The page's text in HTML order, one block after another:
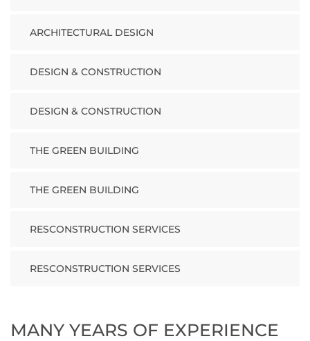
ARCHITECTURAL DESIGN
DESIGN & CONSTRUCTION
DESIGN & CONSTRUCTION
THE GREEN BUILDING
THE GREEN BUILDING
RESCONSTRUCTION SERVICES
RESCONSTRUCTION SERVICES
MANY YEARS OF EXPERIENCE